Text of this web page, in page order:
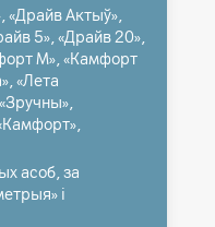
«Драйв Актыў»,
5», «Драйв 20»,
M», «Камфорт
«Лета
асоб, за
і